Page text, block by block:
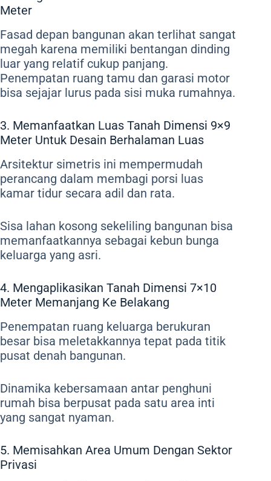
Meter
Fasad depan bangunan akan terlihat sangat
megah karena memiliki bentangan dinding
luar yang relatif cukup panjang.
Penempatan ruang tamu dan garasi motor
bisa sejajar lurus pada sisi muka rumahnya.
3. Memanfaatkan Luas Tanah Dimensi 9×9
Meter Untuk Desain Berhalaman Luas
Arsitektur simetris ini mempermudah
perancang dalam membagi porsi luas
kamar tidur secara adil dan rata.
Sisa lahan kosong sekeliling bangunan bisa
memanfaatkannya sebagai kebun bunga
keluarga yang asri.
4. Mengaplikasikan Tanah Dimensi 7×10
Meter Memanjang Ke Belakang
Penempatan ruang keluarga berukuran
besar bisa meletakkannya tepat pada titik
pusat denah bangunan.
Dinamika kebersamaan antar penghuni
rumah bisa berpusat pada satu area inti
yang sangat nyaman.
5. Memisahkan Area Umum Dengan Sektor
Privasi